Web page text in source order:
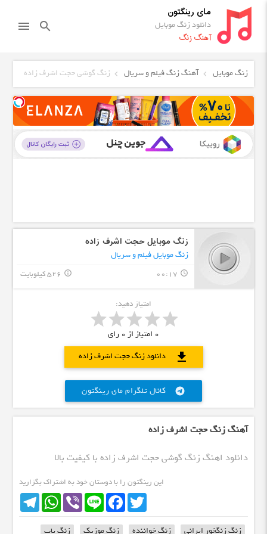
مای رینگتون
دانلود زنگ موبایل
آهنگ زنگ
search
menu
زنگ موبایل آهنگ زنگ فیلم و سریال زنگ گوشی حجت اشرف زاده
زنگ موبایل حجت اشرف زاده
زنگ موبایل فیلم و سریال
query_builder
00:17 526 کیلوبایت info_outline
امتیاز دهید:
0 امتیاز از0 رای
دانلود زنگ حجت اشرف زاده
download
کانال تلگرام مای رینگتون telegram
آهنگ زنگ حجت اشرف زاده
دانلود اهنگ زنگ گوشی حجت اشرف زاده با کیفیت بالا
این رینگتون را با دوستان خود به اشتراک بگزارید
TelegramWhatsApp Viber Line
FacebookTwitter
زنگ زنگخور ایرانی زنگ خواننده زنگ موزیک زنگ پاپ